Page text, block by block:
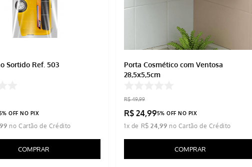
Sortido Ref. 503
OFF NO PIX
99
COMPRAR
Porta Cosmético com Ventosa
28,5x5,5cm
R$ 49,99
R$ 24,995% OFF NO PIX
1x de R$ 24,99
COMPRAR